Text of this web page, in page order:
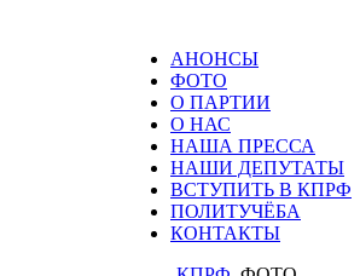
АНОНСЫ
ФОТО
О ПАРТИИ
О НАС
НАША ПРЕССА
НАШИ ДЕПУТАТЫ
ВСТУПИТЬ В КПРФ
ПОЛИТУЧЁБА
КОНТАКТЫ